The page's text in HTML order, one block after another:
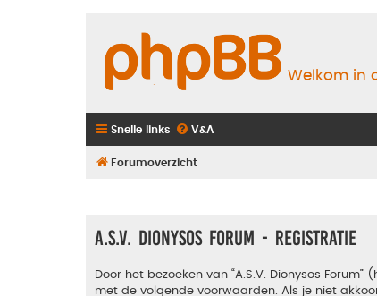
Welkom in
Snelle links V&A
Forumoverzicht
A.S.V. Dionysos Forum - Registratie
Door het bezoeken van “A.S.V. Dionysos Forum”
met de volgende voorwaarden. Als je niet